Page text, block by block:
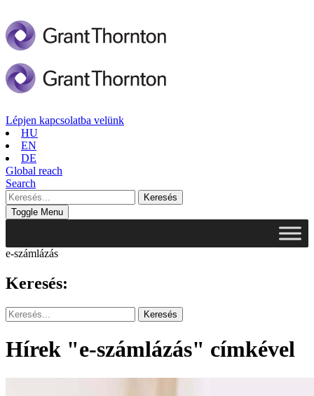
Lépjen kapcsolatba velünk
HU
EN
DE
Global reach
Search
Toggle Menu
e-számlázás
Keresés:
Hírek "e-számlázás" címkével